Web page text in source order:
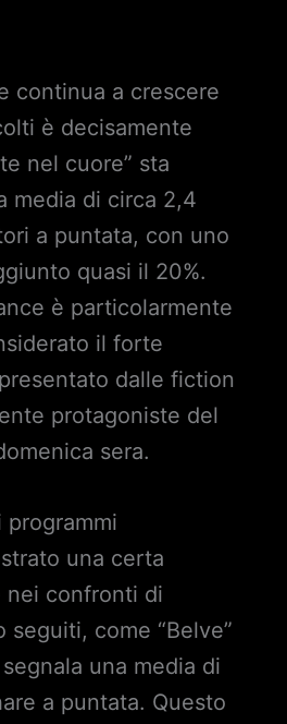
continua a crescere
è decisamente
nel cuore” sta
media di circa 2,4
a puntata, con uno
quasi il 20%.
è particolarmente
il forte
dalle fiction
protagoniste del
sera.
programmi
una certa
nei confronti di
seguiti, come “Belve”
una media di
a puntata. Questo